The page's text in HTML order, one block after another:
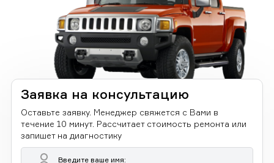
Заявка на консультацию
Оставьте заявку. Менеджер свяжется с Вами в
течение 10 минут. Рассчитает стоимость ремонта или
запишет на диагностику